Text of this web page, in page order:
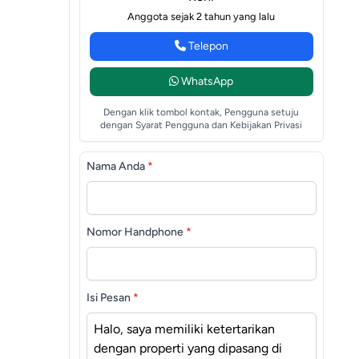
Anggota sejak 2 tahun yang lalu
Telepon
WhatsApp
Dengan klik tombol kontak, Pengguna setuju
dengan Syarat Pengguna dan Kebijakan Privasi
Nama Anda *
Nomor Handphone *
Isi Pesan *